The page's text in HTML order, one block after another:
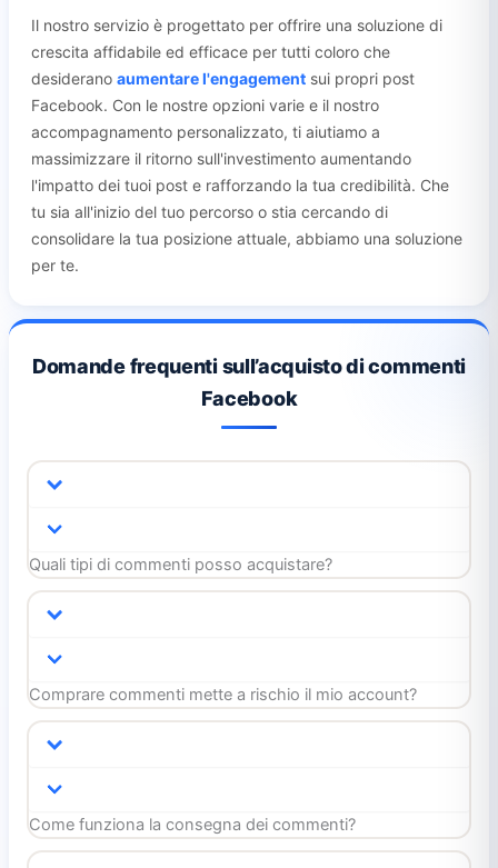
Il nostro servizio è progettato per offrire una soluzione di
crescita affidabile ed efficace per tutti coloro che
desiderano aumentare l'engagement sui propri post
Facebook. Con le nostre opzioni varie e il nostro
accompagnamento personalizzato, ti aiutiamo a
massimizzare il ritorno sull'investimento aumentando
l'impatto dei tuoi post e rafforzando la tua credibilità. Che
tu sia all'inizio del tuo percorso o stia cercando di
consolidare la tua posizione attuale, abbiamo una soluzione
per te.
Domande frequenti sull’acquisto di commenti
Facebook
Quali tipi di commenti posso acquistare?
Comprare commenti mette a rischio il mio account?
Come funziona la consegna dei commenti?